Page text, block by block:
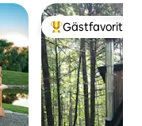
Populär
Gästfavorit